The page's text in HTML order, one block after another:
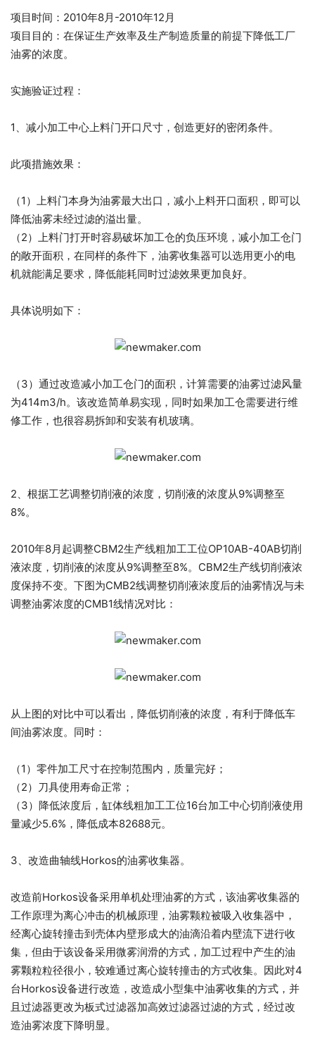
项目时间：2010年8月-2010年12月
项目目的：在保证生产效率及生产制造质量的前提下降低工厂
油雾的浓度。
实施验证过程：
1、减小加工中心上料门开口尺寸，创造更好的密闭条件。
此项措施效果：
（1）上料门本身为油雾最大出口，减小上料开口面积，即可以
降低油雾未经过滤的溢出量。
（2）上料门打开时容易破坏加工仓的负压环境，减小加工仓门
的敞开面积，在同样的条件下，油雾收集器可以选用更小的电
机就能满足要求，降低能耗同时过滤效果更加良好。
具体说明如下：
（3）通过改造减小加工仓门的面积，计算需要的油雾过滤风量
为414m3/h。该改造简单易实现，同时如果加工仓需要进行维
修工作，也很容易拆卸和安装有机玻璃。
2、根据工艺调整切削液的浓度，切削液的浓度从9%调整至
8%。
2010年8月起调整CBM2生产线粗加工工位OP10AB-40AB切削
液浓度，切削液的浓度从9%调整至8%。CBM2生产线切削液浓
度保持不变。下图为CMB2线调整切削液浓度后的油雾情况与未
调整油雾浓度的CMB1线情况对比：
从上图的对比中可以看出，降低切削液的浓度，有利于降低车
间油雾浓度。同时：
（1）零件加工尺寸在控制范围内，质量完好；
（2）刀具使用寿命正常；
（3）降低浓度后，缸体线粗加工工位16台加工中心切削液使用
量减少5.6%，降低成本82688元。
3、改造曲轴线Horkos的油雾收集器。
改造前Horkos设备采用单机处理油雾的方式，该油雾收集器的
工作原理为离心冲击的机械原理，油雾颗粒被吸入收集器中，
经离心旋转撞击到壳体内壁形成大的油滴沿着内壁流下进行收
集，但由于该设备采用微雾润滑的方式，加工过程中产生的油
雾颗粒粒径很小，较难通过离心旋转撞击的方式收集。因此对4
台Horkos设备进行改造，改造成小型集中油雾收集的方式，并
且过滤器更改为板式过滤器加高效过滤器过滤的方式，经过改
造油雾浓度下降明显。